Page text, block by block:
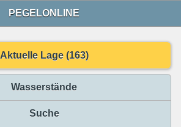
PEGELONLINE
Aktuelle Lage (163)
Wasserstände
Suche